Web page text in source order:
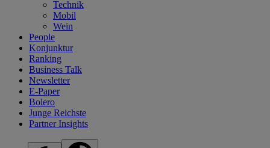
Technik
Mobil
Wein
People
Konjunktur
Ranking
Business Talk
Newsletter
E-Paper
Bolero
Junge Reichste
Partner Insights